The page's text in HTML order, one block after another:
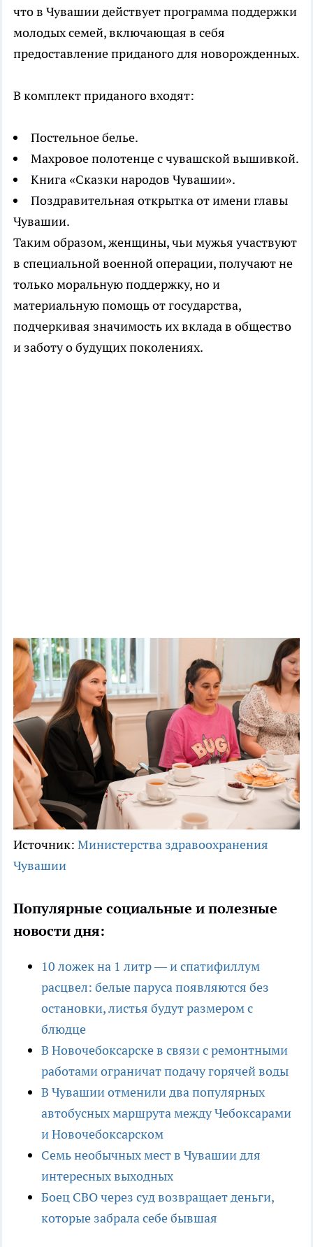
что в Чувашии действует программа поддержки
молодых семей, включающая в себя
предоставление приданого для новорожденных.
В комплект приданого входят:
Постельное белье.
Махровое полотенце с чувашской вышивкой.
Книга «Сказки народов Чувашии».
Поздравительная открытка от имени главы
Чувашии.
Таким образом, женщины, чьи мужья участвуют
в специальной военной операции, получают не
только моральную поддержку, но и
материальную помощь от государства,
подчеркивая значимость их вклада в общество
и заботу о будущих поколениях.
Источник: Министерства здравоохранения
Чувашии
Популярные социальные и полезные
новости дня:
10 ложек на 1 литр — и спатифиллум
расцвел: белые паруса появляются без
остановки, листья будут размером с
блюдце
В Новочебоксарске в связи с ремонтными
работами ограничат подачу горячей воды
В Чувашии отменили два популярных
автобусных маршрута между Чебоксарами
и Новочебоксарском
Семь необычных мест в Чувашии для
интересных выходных
Боец СВО через суд возвращает деньги,
которые забрала себе бывшая